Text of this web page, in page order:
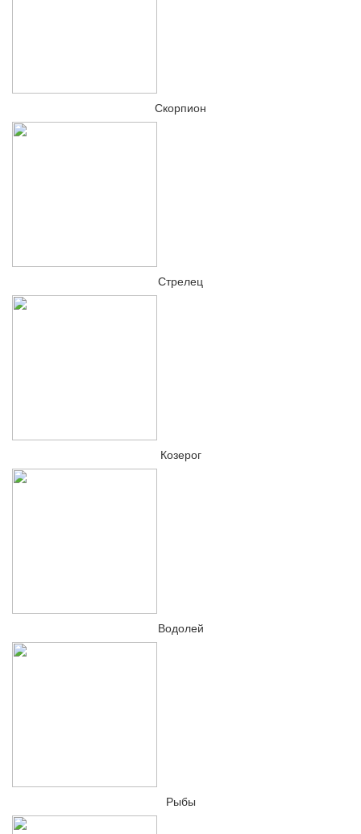
Скорпион
Стрелец
Козерог
Водолей
Рыбы